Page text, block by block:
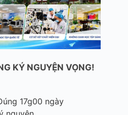
KÝ NGUYỆN VỌNG!
17g00 ngày